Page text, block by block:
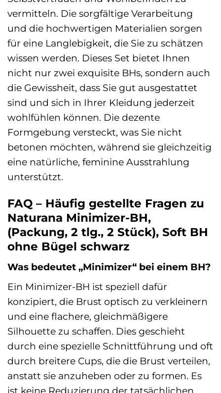
vermitteln. Die sorgfältige Verarbeitung
und die hochwertigen Materialien sorgen
für eine Langlebigkeit, die Sie zu schätzen
wissen werden. Dieses Set bietet Ihnen
nicht nur zwei exquisite BHs, sondern auch
die Gewissheit, dass Sie gut ausgestattet
sind und sich in Ihrer Kleidung jederzeit
wohlfühlen können. Die dezente
Formgebung versteckt, was Sie nicht
betonen möchten, während sie gleichzeitig
eine natürliche, feminine Ausstrahlung
unterstützt.
FAQ – Häufig gestellte Fragen zu
Naturana Minimizer-BH,
(Packung, 2 tlg., 2 Stück), Soft BH
ohne Bügel schwarz
Was bedeutet „Minimizer“ bei einem BH?
Ein Minimizer-BH ist speziell dafür
konzipiert, die Brust optisch zu verkleinern
und eine flachere, gleichmäßigere
Silhouette zu schaffen. Dies geschieht
durch eine spezielle Schnittführung und oft
durch breitere Cups, die die Brust verteilen,
anstatt sie anzuheben oder zu formen. Es
ist keine Reduzierung der tatsächlichen